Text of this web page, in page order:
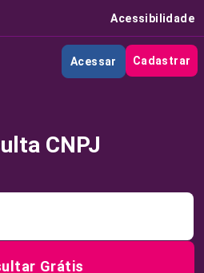
Acessibilidade
Acessar Cadastrar
CNPJ
Grátis